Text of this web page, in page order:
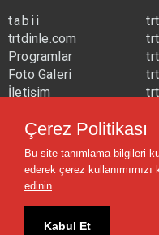
tabii
trtdinle.com
Programlar
Foto Galeri
İletişim
trtavaz.com.tr
trtmuzik.net.tr
trtcocuk.net.tr
Çerez Politikası
Bu site tanımlama bilgileri
ederek çerez
edinin
Kabul Et